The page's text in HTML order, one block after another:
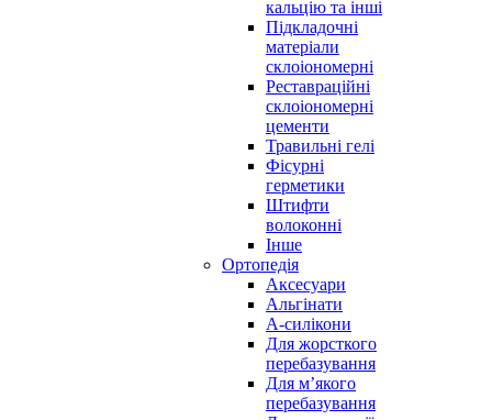
кальцію та інші
Підкладочні
матеріали
склоіономерні
Реставраційні
склоіономерні
цементи
Травильні гелі
Фісурні
герметики
Штифти
волоконні
Інше
Ортопедія
Аксесуари
Альгінати
А-силікони
Для жорсткого
перебазування
Для м’якого
перебазування